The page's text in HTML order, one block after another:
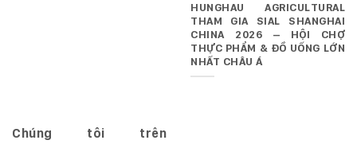
HUNGHAU AGRICULTURAL
THAM GIA SIAL SHANGHAI
CHINA 2026 – HỘI CHỢ
THỰC PHẨM & ĐỒ UỐNG LỚN
NHẤT CHÂU Á
Chúng tôi trên